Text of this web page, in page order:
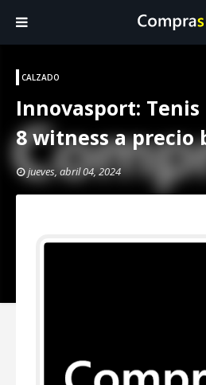
CALZADO
Innovasport:
8 witness a precio
jueves, abril 04, 2024